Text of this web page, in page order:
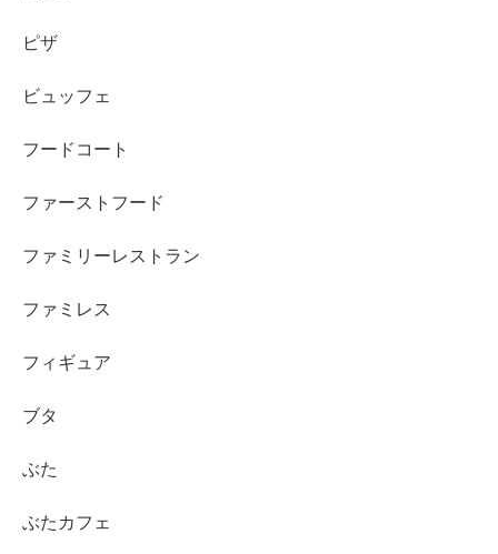
ピザ
ビュッフェ
フードコート
ファーストフード
ファミリーレストラン
ファミレス
フィギュア
ブタ
ぶた
ぶたカフェ